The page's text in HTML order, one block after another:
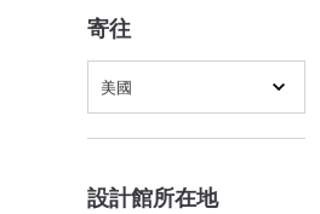
寄往
美國
設計館所在地